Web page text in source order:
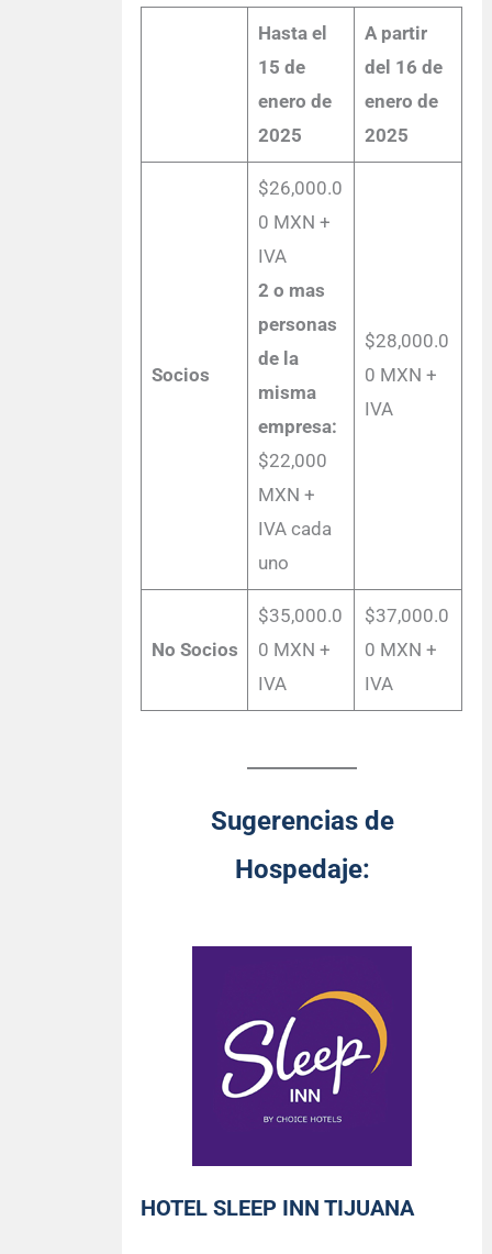
Hasta el
15 de
enero de
2025
A partir
del 16 de
enero de
2025
Socios
$26,000.0
0 MXN +
IVA
2 o mas
personas
de la
misma
empresa:
$22,000
MXN +
IVA cada
uno
$28,000.0
0 MXN +
IVA
No Socios
$35,000.0
0 MXN +
IVA
$37,000.0
0 MXN +
IVA
Sugerencias de
Hospedaje:
HOTEL SLEEP INN TIJUANA